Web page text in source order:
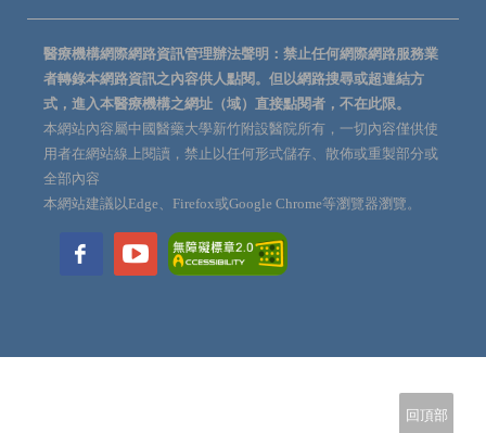
回頂部
醫療機構網際網路資訊管理辦法聲明：禁止任何網際網路服務業
者轉錄本網路資訊之內容供人點閱。但以網路搜尋或超連結方
式，進入本醫療機構之網址（域）直接點閱者，不在此限。
本網站內容屬中國醫藥大學新竹附設醫院所有，一切內容僅供使
用者在網站線上閱讀，禁止以任何形式儲存、散佈或重製部分或
全部內容
本網站建議以Edge、Firefox或Google Chrome等瀏覽器瀏覽。